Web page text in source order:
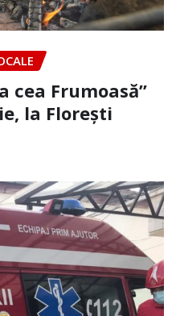
cea Frumoasă”
la Florești